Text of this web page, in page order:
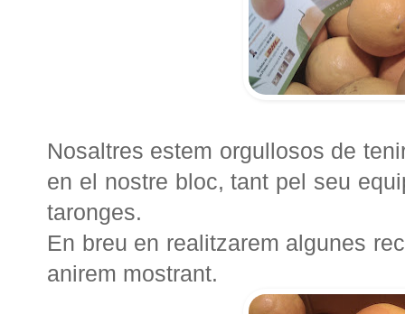
Nosaltres estem orgullosos de
en el nostre bloc, tant pel seu
taronges.
En breu en realitzarem algunes
anirem mostrant.